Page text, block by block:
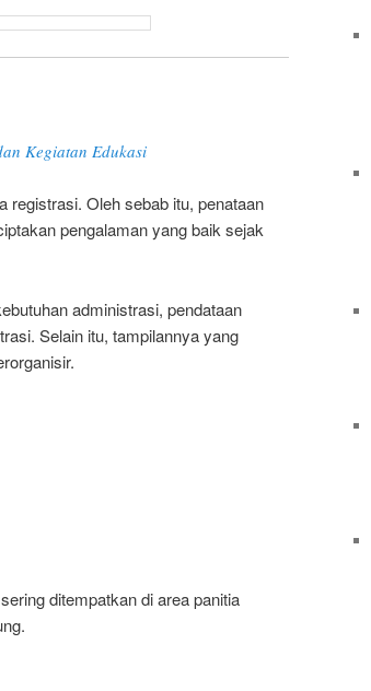
Kegiatan Edukasi
registrasi. Oleh sebab itu, penataan
pengalaman yang baik sejak
administrasi, pendataan
Selain itu, tampilannya yang
ditempatkan di area panitia